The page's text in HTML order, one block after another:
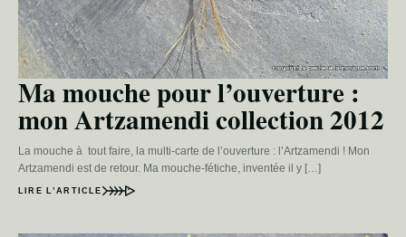
Ma mouche pour l’ouverture :
mon Artzamendi collection 2012
La mouche à tout faire, la multi-carte de l’ouverture : l’Artzamendi ! Mon
Artzamendi est de retour. Ma mouche-fétiche, inventée il y […]
LIRE L’ARTICLE